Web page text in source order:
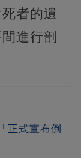
者的遺
進行剖
正式宣布倒